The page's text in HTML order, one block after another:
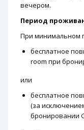
вечером.
Период
При минимальном
бесплатное
room при
или
бесплатное
(за
бронировании